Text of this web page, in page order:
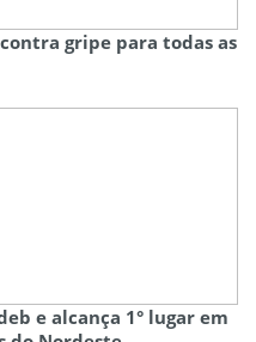
gripe para todas as
e alcança 1° lugar em